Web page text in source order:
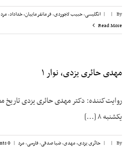
By
|
| انگلیسی,حبیب لاجوردی,فرمانفرماییان، خداداد,مرد
Read More
مهدی حائری یزدی، نوار ۱
یکشنبه ۸ [...]
By
|
| حائری یزدی، مهدی,ضیا صدقی,فارسی,مرد |
0 Comments